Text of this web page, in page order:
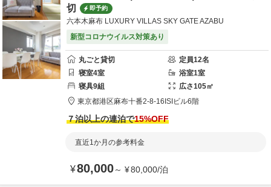
切
即予約
六本木麻布 LUXURY VILLAS SKY GATE AZABU
新型コロナウイルス対策あり
丸ごと貸切 定員12名
寝室4室 浴室1室
寝具9組 広さ105㎡
東京都港区麻布十番2-8-16 ISIビル6階
７泊以上の連泊で15%OFF
直近1か月の参考料金
¥80,000～ ¥80,000/泊